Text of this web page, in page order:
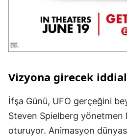
Vizyona girecek
İfşa Günü, UFO gerçeğini
Steven Spielberg yönetmen
oturuyor. Animasyon